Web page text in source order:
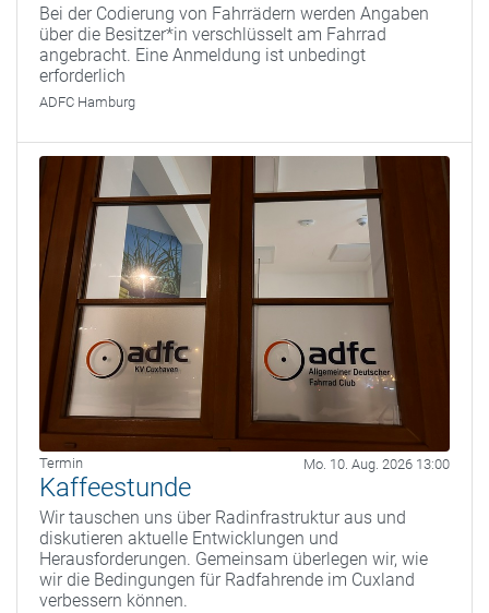
Bei der Codierung von Fahrrädern werden Angaben
über die Besitzer*in verschlüsselt am Fahrrad
angebracht. Eine Anmeldung ist unbedingt
erforderlich
ADFC Hamburg
Termin Mo. 10. Aug. 2026 13:00
Kaffeestunde
Wir tauschen uns über Radinfrastruktur aus und
diskutieren aktuelle Entwicklungen und
Herausforderungen. Gemeinsam überlegen wir, wie
wir die Bedingungen für Radfahrende im Cuxland
verbessern können.